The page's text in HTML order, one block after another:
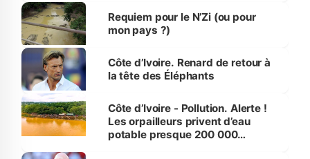
Requiem pour le N’Zi (ou pour
mon pays ?)
Côte d’Ivoire. Renard de retour à
la tête des Éléphants
Côte d’Ivoire - Pollution. Alerte !
Les orpailleurs privent d’eau
potable presque 200 000